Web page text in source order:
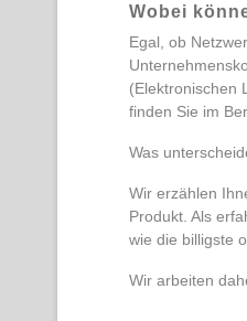
Wobei
Egal, ob
(Elektronischen
finden Sie im
Was
Wir erzählen
Produkt. Als
wie die billigste
Wir arbeiten